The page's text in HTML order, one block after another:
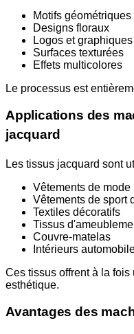
Motifs géométriques
Designs floraux
Logos et graphiques
Surfaces texturées
Effets multicolores
Le processus est
Applications des
jacquard
Les tissus jacquard sont
Vêtements de mode
Vêtements de sport
Textiles décoratifs
Tissus
Couvre-matelas
Intérieurs
Ces tissus offrent à la
esthétique.
Avantages des